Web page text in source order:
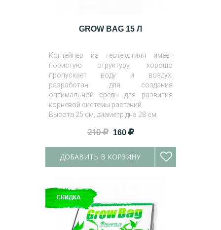
GROW BAG 15 Л
Контейнер из геотекстиля имеет
пористую структуру, хорошо
пропускает воду и воздух,
разработан для создания
оптимальной среды для развития
корневой системы растений.
Высота 25 см, диаметр дна 28 см.
210 160
ДОБАВИТЬ В КОРЗИНУ